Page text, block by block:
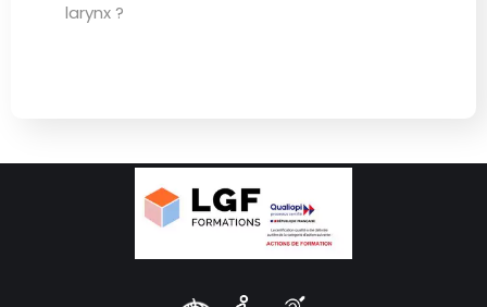
larynx ?